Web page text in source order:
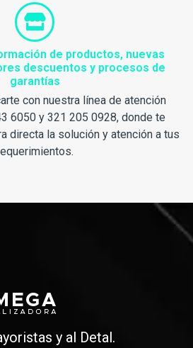
de productos, nuevas
descuentos y procesos de
garantías
con nuestra línea de atención
6050 y 321 205 0928, donde te
directa la solución y atención a tus
y al Detal.